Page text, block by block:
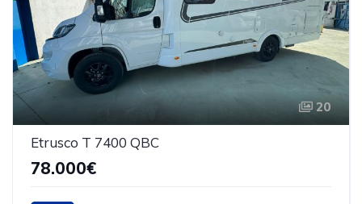
20
Etrusco T 7400 QBC
78.000€